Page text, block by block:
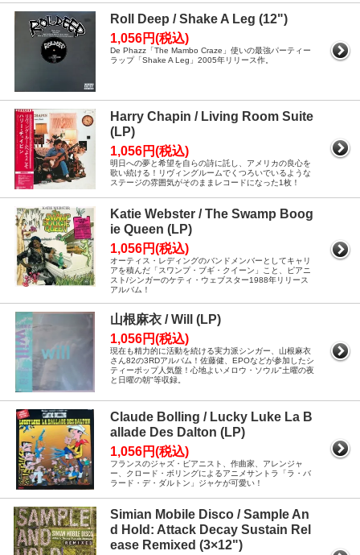
Roll Deep / Shake A Leg (12")
1,056円(税込)
De Phazz「The Mambo Craze」使いの最強パーティー
ラップ「Shake A Leg」2005年リリース作。
Harry Chapin / Living Room Suite
(LP)
1,056円(税込)
明日への夢と希望を自らの詩に託し、アメリカの良心を
歌い続ける！リヴィングルームでくつろいでいるような
ステージの雰囲気がそのままレコードになった1枚！
Katie Webster / The Swamp Boog
ie Queen (LP)
1,056円(税込)
オーティス・レディングのバンドメンバーとしてキャリ
アを積んだ「スワンプ・ブギ・クイーン」こと、ピアニ
スト/シンガーのケティ・ウェブスター1988年リリース
アルバム！
山根麻衣 / Will (LP)
1,056円(税込)
現在も精力的に活動を続ける実力派シンガー、山根麻衣
さん82の3RDアルバム！佐藤健、EPOなどが参加したシ
ティーポップ人気盤！心地よいメロウ・ソウル"土曜の夜
と日曜の朝"等収録。
Claude Bolling / Lucky Luke La B
allade Des Dalton (LP)
1,056円(税込)
フランスのジャズ・ピアニスト、作曲家、アレンジャ
ー、クロード・ボリングによるアニメサントラ「ラ・バ
ラード・デ・ダルトン」ジャケが可愛い！
Simian Mobile Disco / Sample An
d Hold: Attack Decay Sustain Rel
ease Remixed (3×12")